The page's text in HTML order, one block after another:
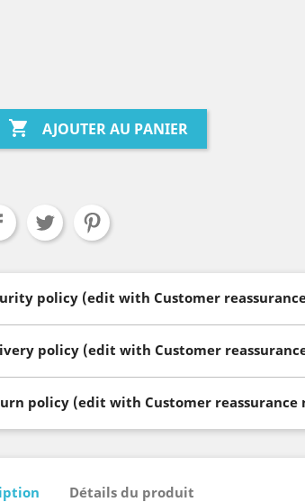
 AJOUTER AU PANIER
policy (edit with Customer
policy (edit with Customer
policy (edit with Customer reassurance
Détails du produit